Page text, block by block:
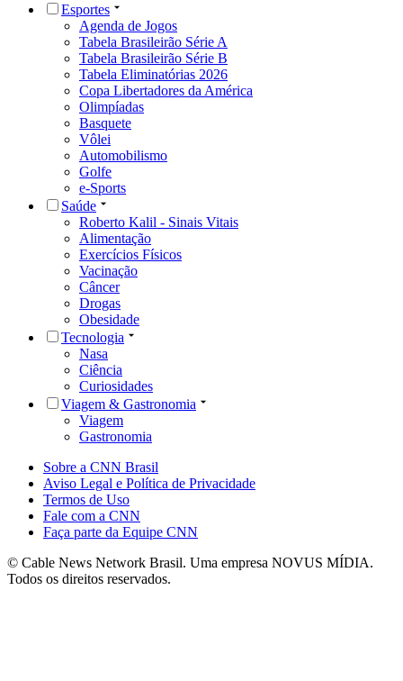
Esportes
Agenda de Jogos
Tabela Brasileirão Série A
Tabela Brasileirão Série B
Tabela Eliminatórias 2026
Copa Libertadores da América
Olimpíadas
Basquete
Vôlei
Automobilismo
Golfe
e-Sports
Saúde
Roberto Kalil - Sinais Vitais
Alimentação
Exercícios Físicos
Vacinação
Câncer
Drogas
Obesidade
Tecnologia
Nasa
Ciência
Curiosidades
Viagem & Gastronomia
Viagem
Gastronomia
Sobre a CNN Brasil
Aviso Legal e Política de Privacidade
Termos de Uso
Fale com a CNN
Faça parte da Equipe CNN
© Cable News Network Brasil. Uma empresa NOVUS MÍDIA.
Todos os direitos reservados.